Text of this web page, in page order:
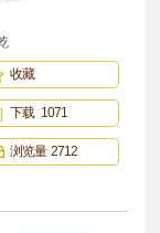
收藏
下载 1071
浏览量 2712